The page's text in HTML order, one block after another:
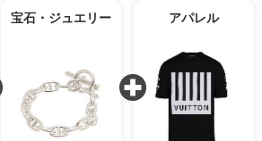
宝石・ジュエリー アパレル